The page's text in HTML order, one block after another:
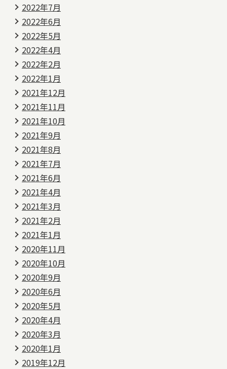
2022年7月
2022年6月
2022年5月
2022年4月
2022年2月
2022年1月
2021年12月
2021年11月
2021年10月
2021年9月
2021年8月
2021年7月
2021年6月
2021年4月
2021年3月
2021年2月
2021年1月
2020年11月
2020年10月
2020年9月
2020年6月
2020年5月
2020年4月
2020年3月
2020年1月
2019年12月